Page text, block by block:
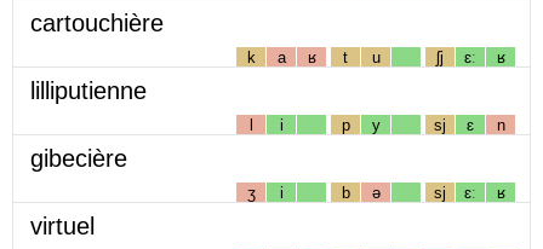
cartouchière
k a ʁ t u ʃj ɛː ʁ
lilliputienne
l i p y sj ɛ n
gibecière
ʒ i b ə sj ɛː ʁ
virtuel